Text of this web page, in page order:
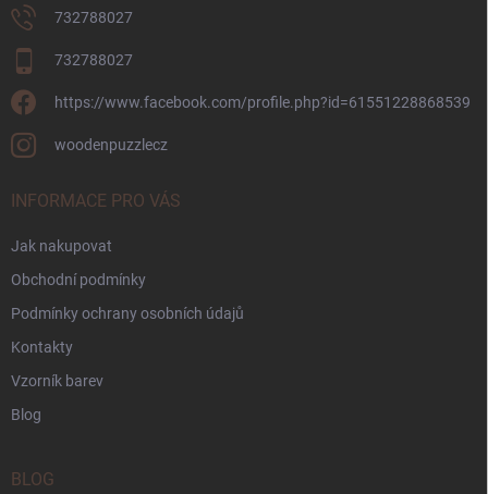
732788027
732788027
https://www.facebook.com/profile.php?id=61551228868539
woodenpuzzlecz
INFORMACE PRO VÁS
Jak nakupovat
Obchodní podmínky
Podmínky ochrany osobních údajů
Kontakty
Vzorník barev
Blog
BLOG